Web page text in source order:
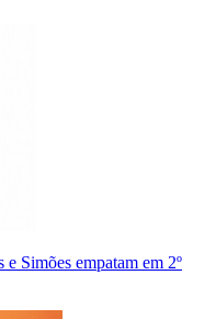
Simões empatam em 2º